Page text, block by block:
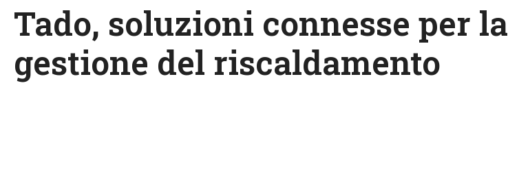
Tado, soluzioni connesse per la
gestione del riscaldamento